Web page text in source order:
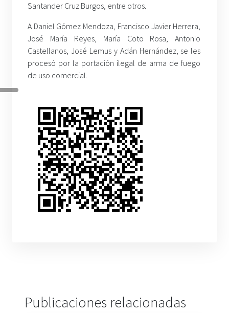
Santander Cruz Burgos, entre otros.
A Daniel Gómez Mendoza, Francisco Javier Herrera,
José María Reyes, María Coto Rosa, Antonio
Castellanos, José Lemus y Adán Hernández, se les
procesó por la portación ilegal de arma de fuego
de uso comercial.
Publicaciones relacionadas